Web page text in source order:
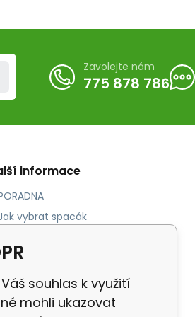
Zavolejte nám
775 878 786
informace
vybrat spacák
vybrat karimatku
souhlas k využití
mohli ukazovat